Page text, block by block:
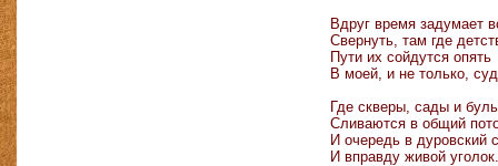
Вдруг время задумает
Свернуть, там где
Пути их сойдутся опять
В моей, и не только,
Где скверы, сады и
Сливаются в общий
И очередь в дуровский
И вправду живой